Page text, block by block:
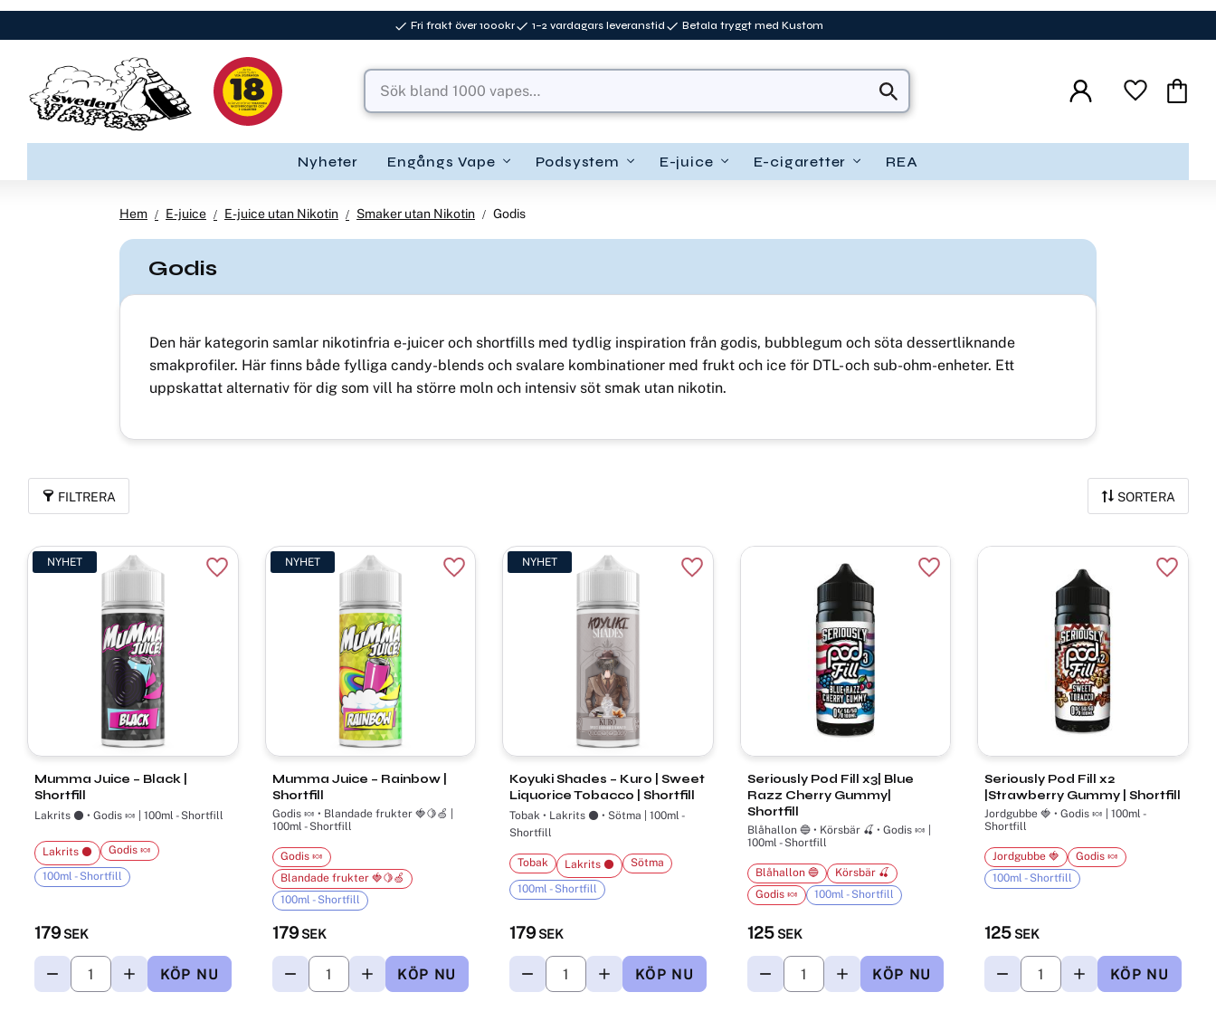
Fri frakt över 1000kr 1–2 vardagars leveranstid Betala tryggt med Kustom
Godis
smakprofiler. Här finns både fylliga candy-blends och svalare kombinationer med frukt och ice för DTL- och sub-ohm-enheter. Ett
uppskattat alternativ för dig som vill ha större moln och intensiv söt smak utan nikotin.
Shortfill
179
Lakrits ⚫ Godis 🍬
100ml - Shortfill
NYHET
Lägg till i favoriter
Shortfill
Godis 🍬 • Blandade frukter 🍓🍋🍏 |
100ml - Shortfill
179
Godis 🍬
Blandade frukter 🍓🍋🍏
100ml - Shortfill
NYHET
Lägg till i favoriter
Liquorice Tobacco | Shortfill
Tobak • Lakrits ⚫ • Sötma | 100ml -
Shortfill
179
Tobak Lakrits ⚫ Sötma
100ml - Shortfill
NYHET
Lägg till i favoriter
Razz Cherry Gummy|
Shortfill
Blåhallon 🔵 • Körsbär 🍒 • Godis 🍬 |
100ml - Shortfill
125
Blåhallon 🔵
Körsbär 🍒
Godis 🍬
100ml - Shortfill
Lägg till i favoriter
|Strawberry Gummy | Shortfill
Jordgubbe 🍓 • Godis 🍬 | 100ml -
Shortfill
125
Jordgubbe 🍓
Godis 🍬
100ml - Shortfill
Lägg